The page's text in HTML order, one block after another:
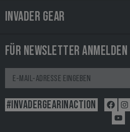
INVADER GEAR
FÜR NEWSLETTER ANMELDEN
#INVADERGEARINACTION